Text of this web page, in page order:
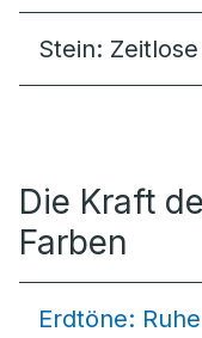
Stein:
Die Kraft
Farben
Erdtöne: